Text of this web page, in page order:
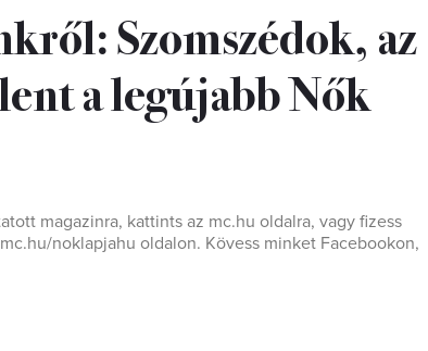
Szomszédok, az
a legújabb Nők
magazinra, kattints az mc.hu oldalra, vagy fizess
noklapjahu oldalon. Kövess minket Facebookon,